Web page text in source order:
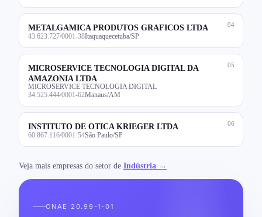
04
METALGAMICA PRODUTOS GRAFICOS LTDA
43.623.727/0001-38Itaquaquecetuba/SP
05
MICROSERVICE TECNOLOGIA DIGITAL DA
AMAZONIA LTDA
MICROSERVICE TECNOLOGIA DIGITAL
34.525.444/0001-62Manaus/AM
06
INSTITUTO DE OTICA KRIEGER LTDA
60.867.116/0001-54São Paulo/SP
Veja mais empresas do setor de Indústria →
CNAE 20.99-1-01